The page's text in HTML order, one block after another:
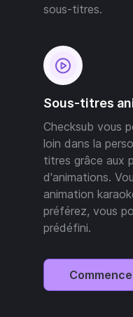
sous-titres.
Sous-titres
Checksub vous
loin dans la
titres grâce aux
d'animations.
animation
préférez, vous
prédéfini.